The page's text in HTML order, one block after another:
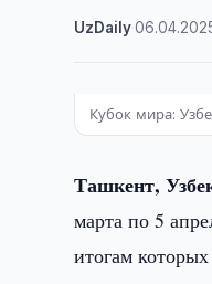
UzDaily·
Кубок мира:
Ташкент,
марта по 5
итогам